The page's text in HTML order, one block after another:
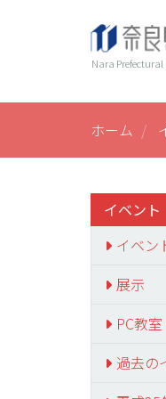
テ
Nara
ホーム
イベント
イベン
展示
PC教
過去の